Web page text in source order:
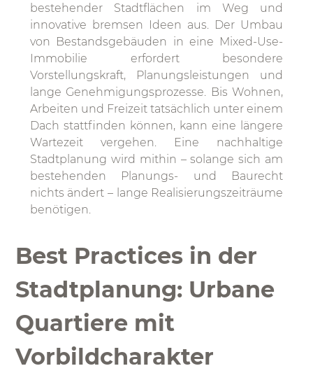
bestehender Stadtflächen im Weg und
innovative bremsen Ideen aus. Der Umbau
von Bestandsgebäuden in eine Mixed-Use-
Immobilie erfordert besondere
Vorstellungskraft, Planungsleistungen und
lange Genehmigungsprozesse. Bis Wohnen,
Arbeiten und Freizeit tatsächlich unter einem
Dach stattfinden können, kann eine längere
Wartezeit vergehen. Eine nachhaltige
Stadtplanung wird mithin – solange sich am
bestehenden Planungs- und Baurecht
nichts ändert – lange Realisierungszeiträume
benötigen.
Best Practices in der
Stadtplanung: Urbane
Quartiere mit
Vorbildcharakter